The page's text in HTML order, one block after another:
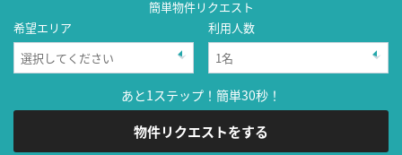
簡単物件リクエスト
希望エリア
利用人数
あと1ステップ！簡単30秒！
物件リクエストをする